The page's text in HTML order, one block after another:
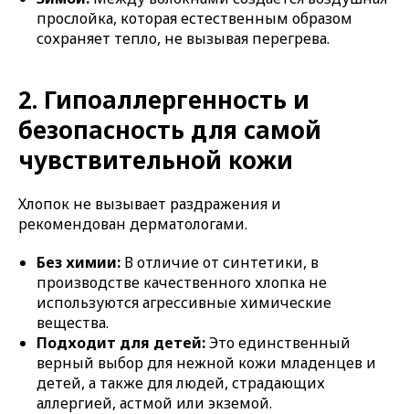
прослойка, которая естественным образом
сохраняет тепло, не вызывая перегрева.
2. Гипоаллергенность и
безопасность для самой
чувствительной кожи
Хлопок не вызывает раздражения и
рекомендован дерматологами.
Без химии: В отличие от синтетики, в
производстве качественного хлопка не
используются агрессивные химические
вещества.
Подходит для детей:Это единственный
верный выбор для нежной кожи младенцев и
детей, а также для людей, страдающих
аллергией, астмой или экземой.